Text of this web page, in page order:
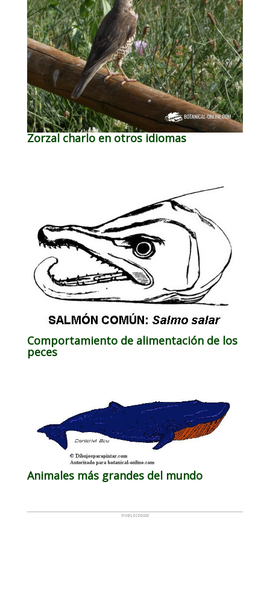
Zorzal charlo en otros idiomas
Comportamiento de alimentación de los
peces
Animales más grandes del mundo